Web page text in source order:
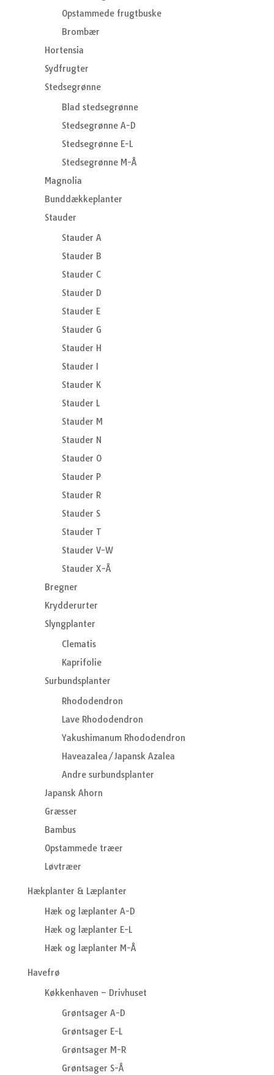
Opstammede frugtbuske
Brombær
Hortensia
Sydfrugter
Stedsegrønne
Blad stedsegrønne
Stedsegrønne A-D
Stedsegrønne E-L
Stedsegrønne M-Å
Magnolia
Bunddækkeplanter
Stauder
Stauder A
Stauder B
Stauder C
Stauder D
Stauder E
Stauder G
Stauder H
Stauder I
Stauder K
Stauder L
Stauder M
Stauder N
Stauder O
Stauder P
Stauder R
Stauder S
Stauder T
Stauder V-W
Stauder X-Å
Bregner
Krydderurter
Slyngplanter
Clematis
Kaprifolie
Surbundsplanter
Rhododendron
Lave Rhododendron
Yakushimanum Rhododendron
Haveazalea/Japansk Azalea
Andre surbundsplanter
Japansk Ahorn
Græsser
Bambus
Opstammede træer
Løvtræer
Hækplanter & Læplanter
Hæk og læplanter A-D
Hæk og læplanter E-L
Hæk og læplanter M-Å
Havefrø
Køkkenhaven – Drivhuset
Grøntsager A-D
Grøntsager E-L
Grøntsager M-R
Grøntsager S-Å